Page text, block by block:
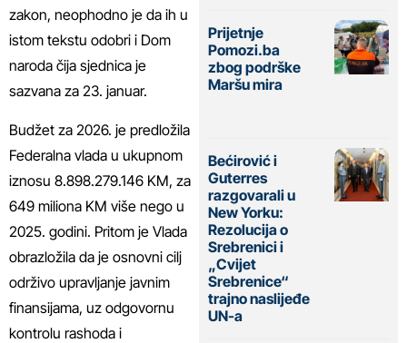
zakon, neophodno je da ih u
istom tekstu odobri i Dom
naroda čija sjednica je
sazvana za 23. januar.
Budžet za 2026. je predložila
Federalna vlada u ukupnom
iznosu 8.898.279.146 KM, za
649 miliona KM više nego u
2025. godini. Pritom je Vlada
obrazložila da je osnovni cilj
održivo upravljanje javnim
finansijama, uz odgovornu
kontrolu rashoda i
Prijetnje
Pomozi.ba
zbog podrške
Maršu mira
Bećirović i
Guterres
razgovarali u
New Yorku:
Rezolucija o
Srebrenici i
„Cvijet
Srebrenice“
trajno naslijeđe
UN-a